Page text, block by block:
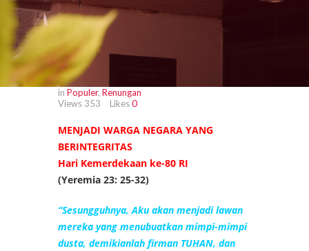
in Populer, Renungan
Views 353 Likes0
MENJADI WARGA NEGARA YANG
BERINTEGRITAS
Hari Kemerdekaan ke-80 RI
(Yeremia 23: 25-32)
“Sesungguhnya, Aku akan menjadi lawan
mereka yang menubuatkan mimpi-mimpi
dusta, demikianlah firman TUHAN, dan